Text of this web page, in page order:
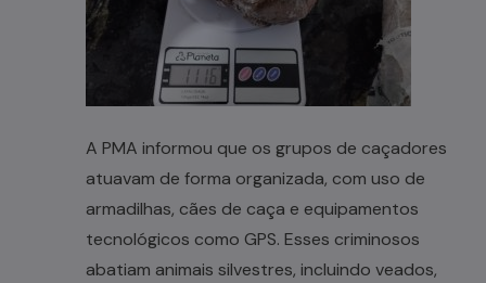
A PMA informou que os grupos de caçadores
atuavam de forma organizada, com uso de
armadilhas, cães de caça e equipamentos
tecnológicos como GPS. Esses criminosos
abatiam animais silvestres, incluindo veados,